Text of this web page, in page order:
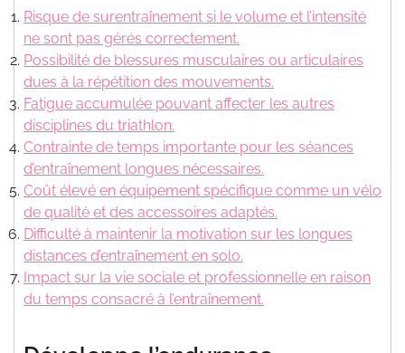
Risque de surentraînement si le volume et l’intensité
ne sont pas gérés correctement.
Possibilité de blessures musculaires ou articulaires
dues à la répétition des mouvements.
Fatigue accumulée pouvant affecter les autres
disciplines du triathlon.
Contrainte de temps importante pour les séances
d’entraînement longues nécessaires.
Coût élevé en équipement spécifique comme un vélo
de qualité et des accessoires adaptés.
Difficulté à maintenir la motivation sur les longues
distances d’entraînement en solo.
Impact sur la vie sociale et professionnelle en raison
du temps consacré à l’entraînement.